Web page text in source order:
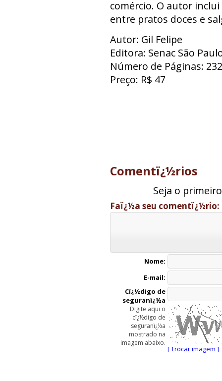
comércio. O autor
entre pratos doces e
Autor: Gil Felipe
Editora: Senac São
Número de Páginas: 232
Preço: R$ 47
Comentï¿½rios
Seja o
Faï¿½a seu comentï¿½rio:
Nome:
E-mail:
Cï¿½digo de
seguranï¿½a
Digite aqui o
cï¿½digo de
seguranï¿½a
mostrado na
imagem abaixo.
[ Trocar imagem ]